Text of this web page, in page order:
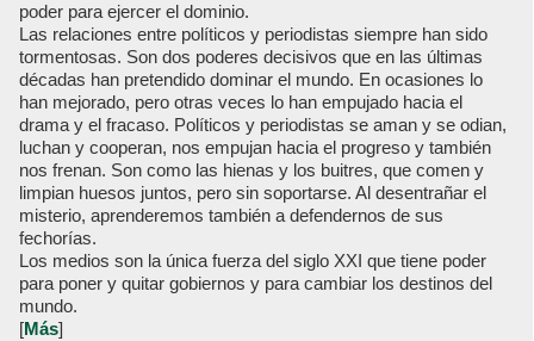
poder para ejercer el dominio.
Las relaciones entre políticos y periodistas siempre han sido
tormentosas. Son dos poderes decisivos que en las últimas
décadas han pretendido dominar el mundo. En ocasiones lo
han mejorado, pero otras veces lo han empujado hacia el
drama y el fracaso. Políticos y periodistas se aman y se odian,
luchan y cooperan, nos empujan hacia el progreso y también
nos frenan. Son como las hienas y los buitres, que comen y
limpian huesos juntos, pero sin soportarse. Al desentrañar el
misterio, aprenderemos también a defendernos de sus
fechorías.
Los medios son la única fuerza del siglo XXI que tiene poder
para poner y quitar gobiernos y para cambiar los destinos del
mundo.
[Más]